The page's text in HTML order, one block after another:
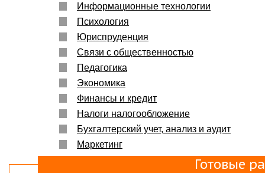
Информационные технологии
Психология
Юриспруденция
Связи с общественностью
Педагогика
Экономика
Финансы и кредит
Налоги налогообложение
Бухгалтерский учет, анализ и аудит
Маркетинг
Готовые